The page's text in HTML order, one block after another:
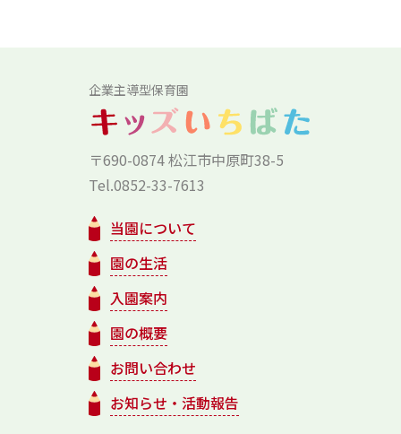
企業主導型保育園
〒690-0874 松江市中原町38-5
Tel.0852-33-7613
当園について
園の生活
入園案内
園の概要
お問い合わせ
お知らせ・活動報告